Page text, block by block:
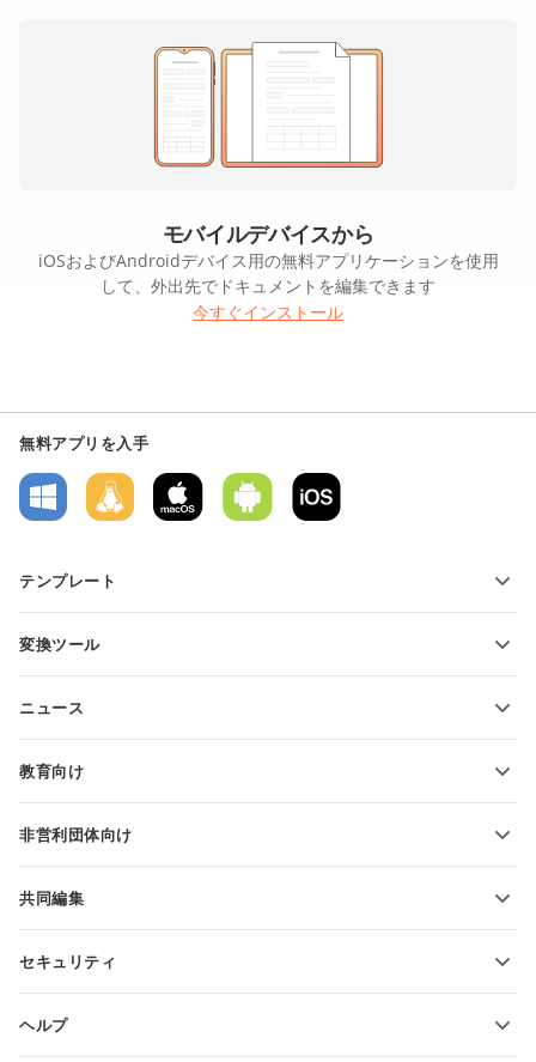
モバイルデバイスから
iOSおよびAndroidデバイス用の無料アプリケーションを使用
して、外出先でドキュメントを編集できます
今すぐインストール
無料アプリを入手
テンプレート
テキスト文書テンプレート
変換ツール
スプレッドシートの変換
PDFの変換
ニュース
教育向け
教育関係者向け
非営利団体向け
無料アカウントをリクエスト
共同編集
翻訳者向け
セキュリティ
ヘルプ